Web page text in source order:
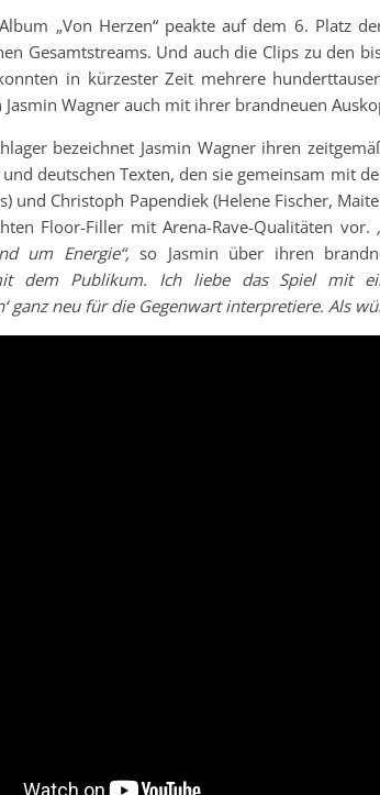
„Von Herzen“ peakte auf dem 6. Platz
Gesamtstreams. Und auch die Clips zu den
in kürzester Zeit mehrere
Jasmin Wagner auch mit ihrer brandneuen
bezeichnet Jasmin Wagner ihren
deutschen Texten, den sie gemeinsam mit
und Christoph Papendiek (Helene Fischer,
Floor-Filler mit Arena-Rave-Qualitäten vor.
um Energie“, so Jasmin über ihren
dem Publikum. Ich liebe das Spiel mit
ganz neu für die Gegenwart interpretiere. Als